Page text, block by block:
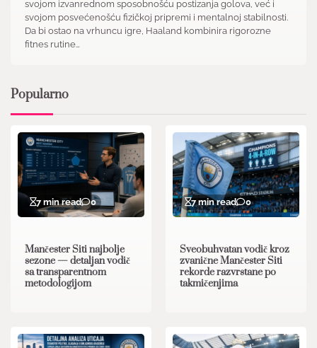
svojom izvanrednom sposobnošću postizanja golova, već i
svojom posvećenošću fizičkoj pripremi i mentalnoj stabilnosti.
Da bi ostao na vrhuncu igre, Haaland kombinira rigorozne
fitnes rutine…
Popularno
7 min read 0
Mančester Siti najbolje
sezone — detaljan vodič
sa transparentnom
metodologijom
7 min read 0
Sveobuhvatan vodič kroz
zvanične Mančester Siti
rekorde razvrstane po
takmičenjima